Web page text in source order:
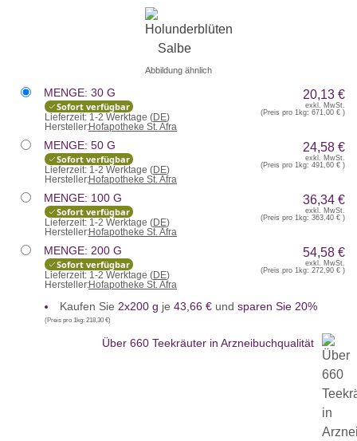
Abbildung ähnlich
MENGE: 30 G
Sofort verfügbar
Lieferzeit: 1-2 Werktage (DE)
Hersteller:Hofapotheke St. Afra
20,13 €
exkl. MwSt.
(Preis pro 1kg: 671,00 €)
MENGE: 50 G
Sofort verfügbar
Lieferzeit: 1-2 Werktage (DE)
Hersteller:Hofapotheke St. Afra
24,58 €
exkl. MwSt.
(Preis pro 1kg: 491,60 €)
MENGE: 100 G
Sofort verfügbar
Lieferzeit: 1-2 Werktage (DE)
Hersteller:Hofapotheke St. Afra
36,34 €
exkl. MwSt.
(Preis pro 1kg: 363,40 €)
MENGE: 200 G
Sofort verfügbar
Lieferzeit: 1-2 Werktage (DE)
Hersteller:Hofapotheke St. Afra
54,58 €
exkl. MwSt.
(Preis pro 1kg: 272,90 €)
Kaufen Sie 2x200 g je 43,66 € und sparen Sie 20%
(Preis pro 1kg: 218,30 €)
Über 660 Teekräuter in Arzneibuchqualität